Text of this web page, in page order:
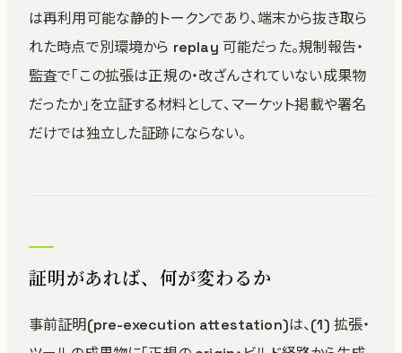
は再利用可能な静的トークンであり、端末から抜き取ら
れた時点で別環境から replay 可能だった。規制報告・
監査で「この拡張は正規の・改ざんされていない成果物
だったか」を立証する材料として、マーケット掲載や署名
だけでは独立した証跡にならない。
証明があれば、何が変わるか
事前証明(pre-execution attestation)は、(1) 拡張・